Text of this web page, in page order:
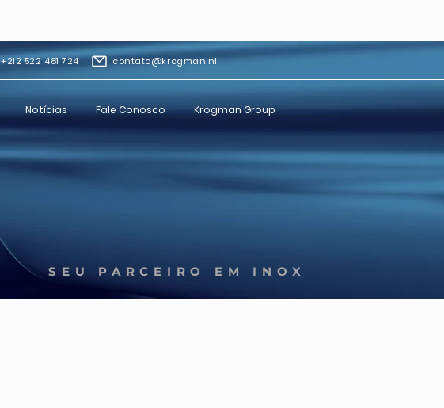
Notícias Fale Conosco Krogman Group
contato@krogman.nl
+212 522 481 724
SEU PARCEIRO EM INOX